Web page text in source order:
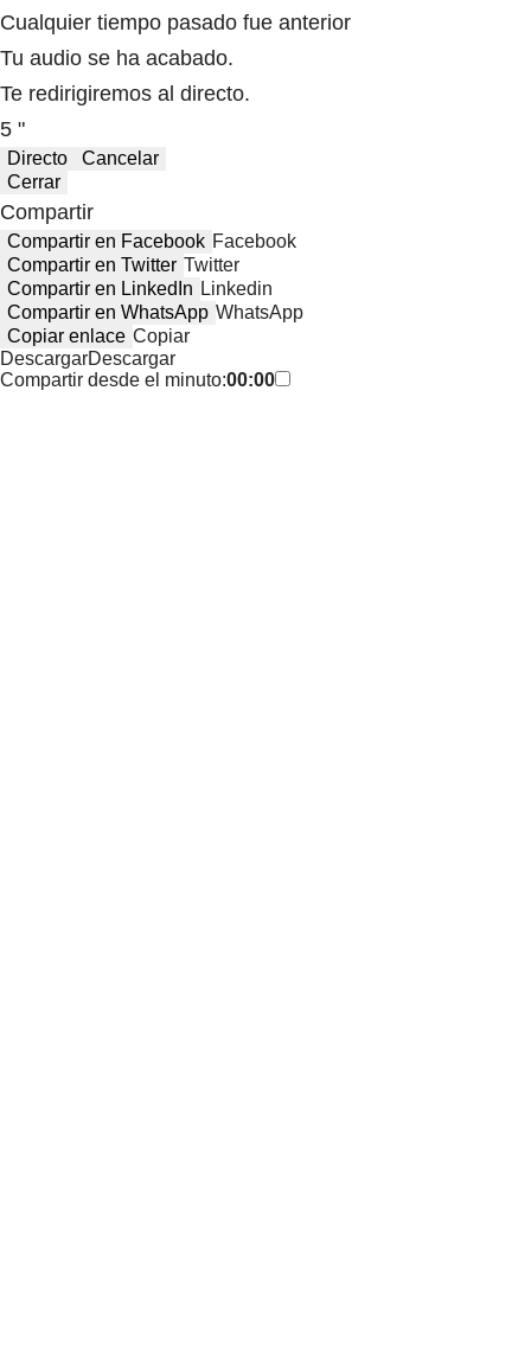
Cualquier tiempo pasado fue anterior
Tu audio se ha acabado.
Te redirigiremos al directo.
5 "
Directo
Cancelar
Cerrar
Compartir
Compartir en Facebook Facebook
Compartir en Twitter Twitter
Compartir en LinkedIn Linkedin
Compartir en WhatsApp WhatsApp
Copiar enlace Copiar
DescargarDescargar
Compartir desde el minuto:00:00